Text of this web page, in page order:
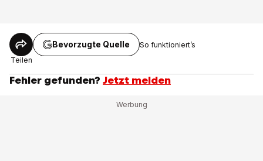
Teilen
Bevorzugte Quelle So funktioniert’s
Fehler gefunden? Jetzt melden